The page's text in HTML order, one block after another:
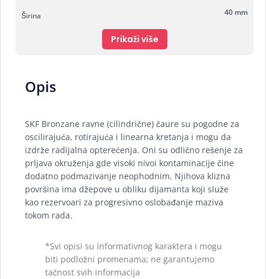
Širina 40 mm
Prikaži više
Opis
SKF Bronzane ravne (cilindrične) čaure su pogodne za
oscilirajuća, rotirajuća i linearna kretanja i mogu da
izdrže radijalna opterećenja. Oni su odlično rešenje za
prljava okruženja gde visoki nivoi kontaminacije čine
dodatno podmazivanje neophodnim. Njihova klizna
površina ima džepove u obliku dijamanta koji služe
kao rezervoari za progresivno oslobađanje maziva
tokom rada.
*Svi opisi su informativnog karaktera i mogu
biti podložni promenama; ne garantujemo
tačnost svih informacija